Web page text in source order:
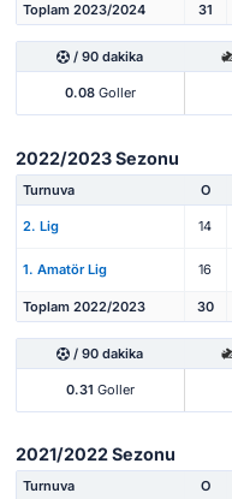
Toplam 2023/2024 31
/ 90 dakika
0.08Goller
2022/2023 Sezonu
Turnuva O
2. Lig 14
1. Amatör Lig 16
Toplam 2022/2023 30
/ 90 dakika
0.31 Goller
2021/2022 Sezonu
Turnuva O